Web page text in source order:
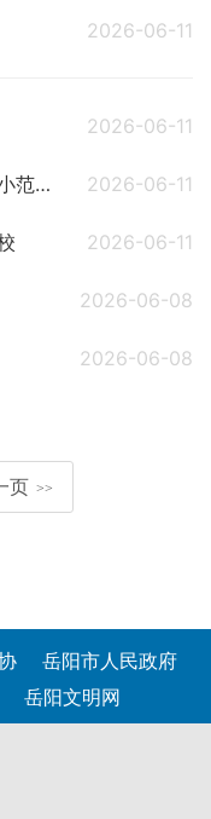
2026-06-11
2026-06-11
习近平夫妇出席金正恩夫妇举行的小范围午宴 2026-06-11
2026-06-11
2026-06-08
2026-06-08
页 >>
岳阳市人民政府
岳阳文明网